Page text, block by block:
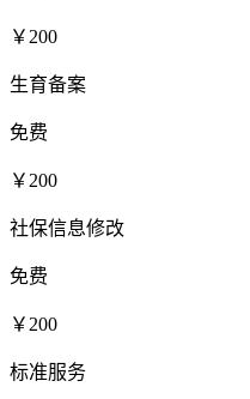
￥200
生育备案
免费
￥200
社保信息修改
免费
￥200
标准服务